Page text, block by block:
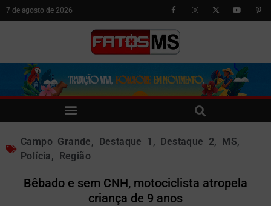
7 de agosto de 2026
Campo Grande, Destaque 1 , Destaque 2, MS,
Polícia, Região
Bêbado e sem CNH, motociclista atropela
criança de 9 anos